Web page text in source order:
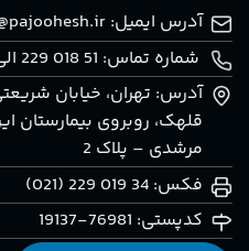
آدرس ایمیل:
شماره تماس: 51 018 229 الی 54 018 229
آدرس: تهران، خيابان
قلهک، روبروی بيمارستان
مرشدی – پلاک 2
فکس: 34 019 229 (021)
کدپستی: 76981-19137